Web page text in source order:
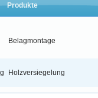
Produkte
Belagmontage
Holzversiegelung